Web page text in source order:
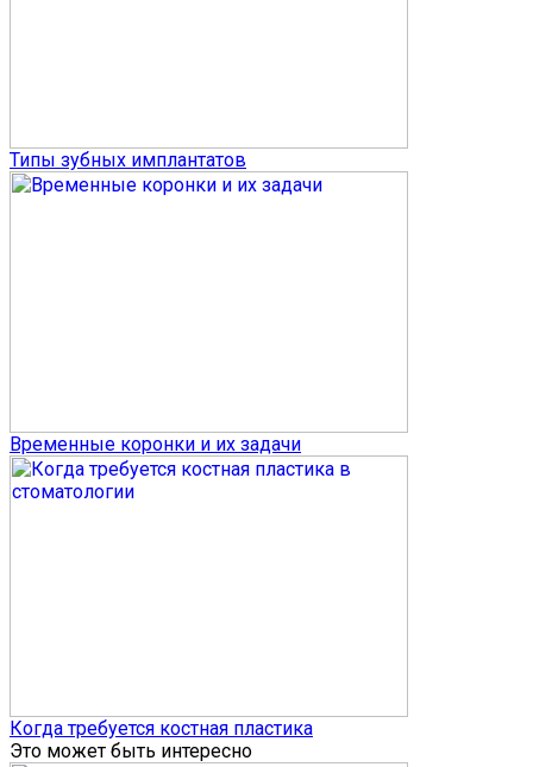
Типы зубных имплантатов
Временные коронки и их задачи
Когда требуется костная пластика
Это может быть интересно